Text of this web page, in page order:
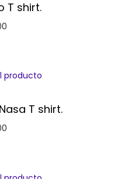
T shirt.
T shirt.